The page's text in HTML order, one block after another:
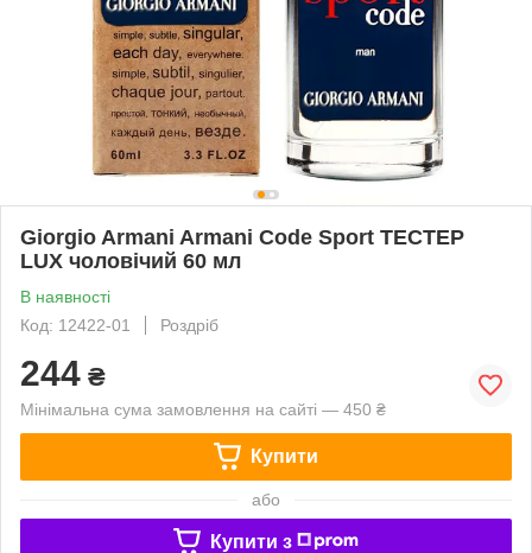
Giorgio Armani Armani Code Sport ТЕСТЕР
LUX чоловічий 60 мл
В наявності
Код: 12422-01
Роздріб
244 ₴
Мінімальна сума замовлення на сайті — 450 ₴
Купити
або
Купити з